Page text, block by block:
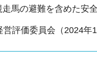
馬の避難を含めた安
評価委員会（2024年